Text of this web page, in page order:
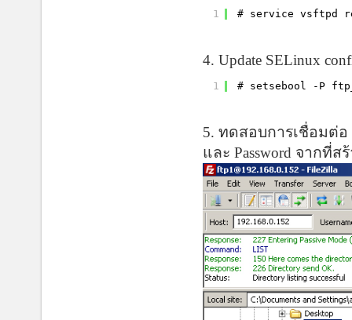
1 # service vsftpd
4. Update SELinux
1 # setsebool -P
5. ทดสอบการเชื่อมต่อ
และ Password จากที่